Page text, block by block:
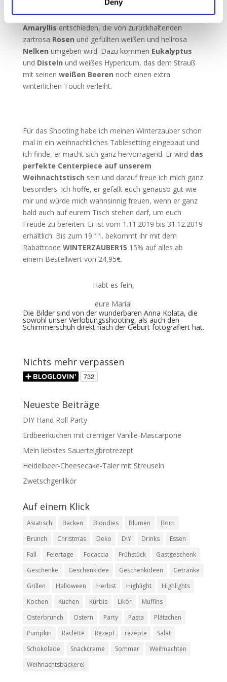
Deny
ganz ohne zu übertreiben. Deshalb hab ich mich für die
festlichste Blume von allen – einestrahlendweiße
Amaryllis entschieden, die von zurückhaltenden
zartrosa Rosen und gefüllten weißen und hellrosa
Nelken umgeben wird. Dazu kommen Eukalyptus
und Disteln und weißes Hypericum, das dem Strauß
mit seinen weißen Beeren noch einen extra
winterlichen Touch verleiht.
Für das Shooting habe ich meinen Winterzauber schon
mal in ein weihnachtliches Tablesetting eingebaut und
ich finde, er macht sich ganz hervorragend. Er wird das
perfekte Centerpiece auf unserem
Weihnachtstisch sein und darauf freue ich mich ganz
besonders. Ich hoffe, er gefällt euch genauso gut wie
mir und würde mich wahnsinnig freuen, wenn er ganz
bald auch auf eurem Tisch stehen darf, um euch
Freude zu bereiten. Er ist vom 1.11.2019 bis 31.12.2019
erhältlich. Bis zum 19.11. bekommt ihr mit dem
Rabattcode WINTERZAUBER15 15% auf alles ab
einem Bestellwert von 24,95€.
Habt es fein,
eure Maria!
Die Bilder sind von der wunderbaren Anna Kolata, die
sowohl unser Verlobungsshooting, als auch den
Schimmerschuh direkt nach der Geburt fotografiert hat.
Nichts mehr verpassen
Neueste Beiträge
DIY Hand Roll Party
Erdbeerkuchen mit cremiger Vanille-Mascarpone
Mein liebstes Sauerteigbrotrezept
Heidelbeer-Cheesecake-Taler mit Streuseln
Zwetschgenlikör
Auf einem Klick
Asiatisch Backen Blondies Blumen
Born
Brunch
Christmas Deko DIY Drinks
Essen
Fall
Feiertage Focaccia Frühstück
Gastgeschenk
Geschenke
Geschenkidee Geschenkideen
Getränke
Grillen
Halloween Herbst Highlight
Highlights
Kochen
Kuchen Kürbis Likör
Muffins
Osterbrunch
Ostern Party Pasta
Plätzchen
Pumpkin
Raclette Rezept rezepte
Salat
Schokolade
Snackcreme Sommer
Weihnachten
Weihnachtsbäckerei